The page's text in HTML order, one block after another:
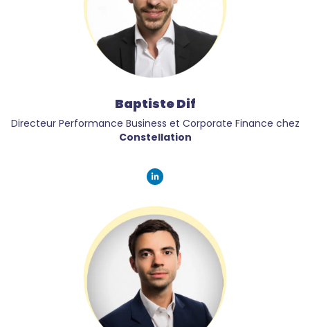
Baptiste Dif
Directeur Performance Business et Corporate Finance chez
Constellation